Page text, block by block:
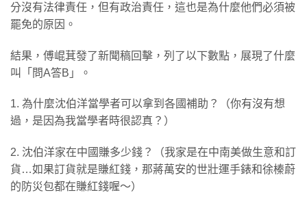
分沒有法律責任，但有政治責任，這也是為什麼他們必須被
罷免的原因。
結果，傅崐萁發了新聞稿回擊，列了以下數點，展現了什麼
叫「問A答B」。
1. 為什麼沈伯洋當學者可以拿到各國補助？（你有沒有想
過，是因為我當學者時很認真？）
2. 沈伯洋家在中國賺多少錢？（我家是在中南美做生意和訂
貨…如果訂貨就是賺紅錢，那蔣萬安的世壯運手錶和徐榛蔚
的防災包都在賺紅錢喔～）